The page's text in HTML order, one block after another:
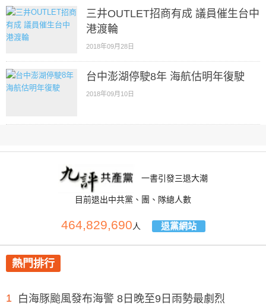
三井OUTLET招商有成 議員催生台中
港渡輪
2018年09月28日
台中澎湖停駛8年 海航估明年復駛
2018年09月10日
一書引發三退大潮
目前退出中共黨、團、隊總人數
464,829,690人 退黨網站
熱門排行
1 白海豚颱風發布海警 8日晚至9日雨勢最劇烈